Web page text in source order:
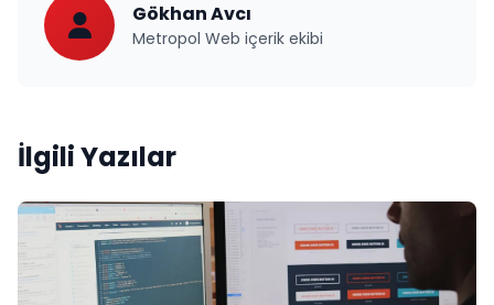
Gökhan Avcı
Metropol Web içerik ekibi
İlgili Yazılar